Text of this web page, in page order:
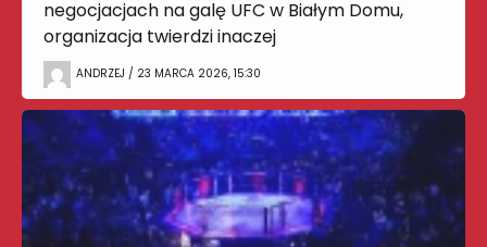
negocjacjach na galę UFC w Białym Domu,
organizacja twierdzi inaczej
ANDRZEJ / 23 MARCA 2026, 15:30